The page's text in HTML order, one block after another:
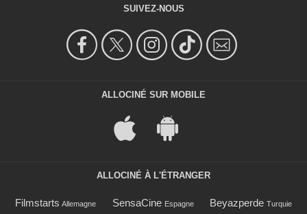
SUIVEZ-NOUS
ALLOCINÉ SUR MOBILE
ALLOCINÉ À L'ÉTRANGER
Filmstarts Allemagne SensaCine Espagne Beyazperde Turquie